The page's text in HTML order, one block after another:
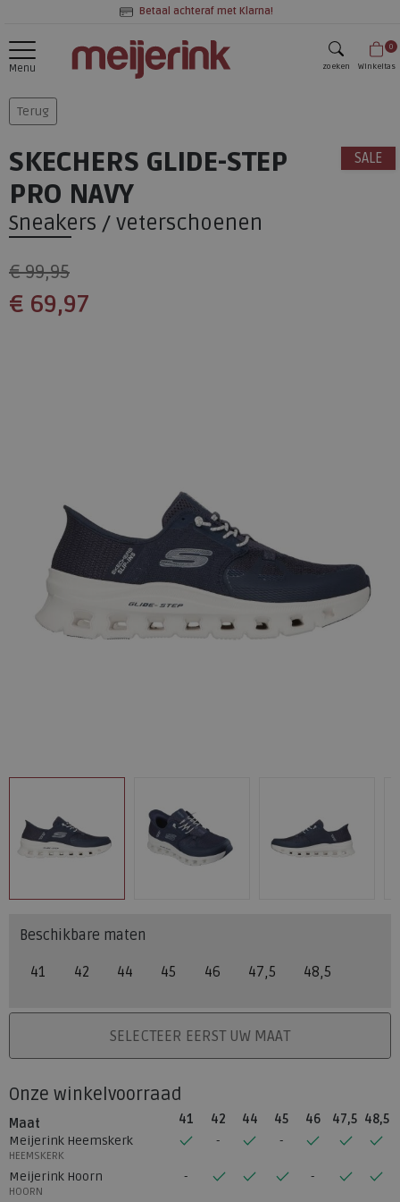
Betaal achteraf met Klarna!
Menu zoeken
0
Winkeltas
Terug
SALE
SKECHERS GLIDE-STEP
PRO NAVY
Sneakers / veterschoenen
€ 99,95
€ 69,97
Beschikbare maten
41 42 44 45 46 47,5 48,5
PLAATS IN WINKELMANDSELECTEER EERST UW MAAT
Onze winkelvoorraad
Maat 41 42 44 45 46 47,5 48,5
Meijerink Heemskerk
HEEMSKERK
Meijerink Hoorn
HOORN